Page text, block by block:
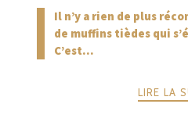
Il n’y a rien de plus
de muffins tièdes qui
C’est...
LIRE LA